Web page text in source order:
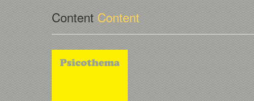
Content Content